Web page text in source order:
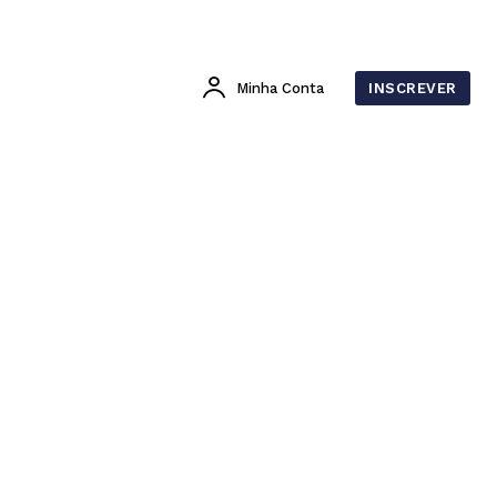
Minha Conta INSCREVER